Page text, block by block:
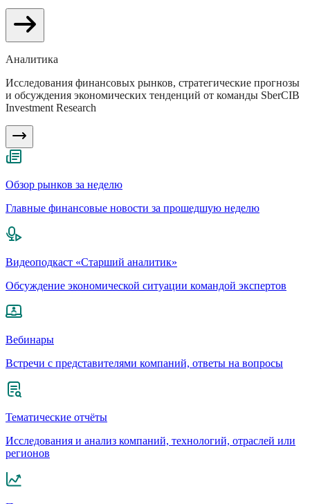
Аналитика
Исследования финансовых рынков, стратегические прогнозы
и обсуждения экономических тенденций от команды SberCIB
Investment Research
Обзор рынков за неделю
Главные финансовые новости за прошедшую неделю
Видеоподкаст «Старший аналитик»
Обсуждение экономической ситуации командой экспертов
Вебинары
Встречи с представителями компаний, ответы на вопросы
Тематические отчёты
Исследования и анализ компаний, технологий, отраслей или
регионов